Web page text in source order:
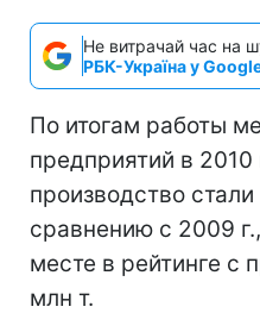
Не витрачай час на
РБК-Україна у
По итогам работы
предприятий в 2010
производство
сравнению с 2009
месте в рейтинге с
млн т.